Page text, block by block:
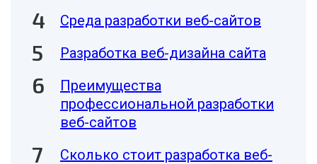
Среда разработки веб-сайтов
Разработка веб-дизайна сайта
Преимущества
профессиональной разработки
веб-сайтов
Сколько стоит разработка веб-